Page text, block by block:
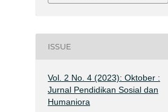
ISSUE
Vol. 2 No. 4 (2023): Oktober :
Jurnal Pendidikan Sosial dan
Humaniora